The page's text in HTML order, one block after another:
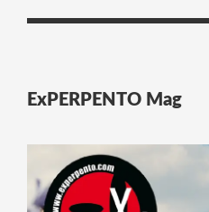
ExPERPENTO Mag